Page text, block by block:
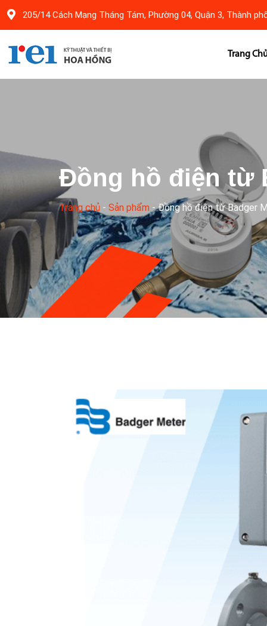
205/14 Cách Mạng Tháng Tám, Phường 04, Quận 3, Thành
Trang
Đồng hồ điện từ
Trang chủ - Sản phẩm -Đồng hồ điện từ Badger